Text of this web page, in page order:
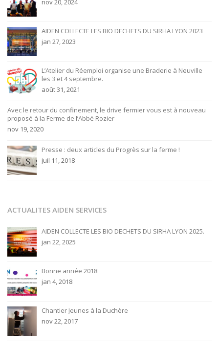
nov 20, 2024
AIDEN COLLECTE LES BIO DECHETS DU SIRHA LYON 2023
jan 27, 2023
L’Atelier du Réemploi organise une Braderie à Neuville
les 3 et 4 septembre.
août 31, 2021
Avec le retour du confinement, le drive fermier vous est à nouveau
proposé à la Ferme de l’Abbé Rozier
nov 19, 2020
Presse : deux articles du Progrès sur la ferme !
juil 11, 2018
ACTUALITES AIDEN SERVICES
AIDEN COLLECTE LES BIO DECHETS DU SIRHA LYON 2025.
jan 22, 2025
Bonne année 2018
jan 4, 2018
Chantier Jeunes à la Duchère
nov 22, 2017